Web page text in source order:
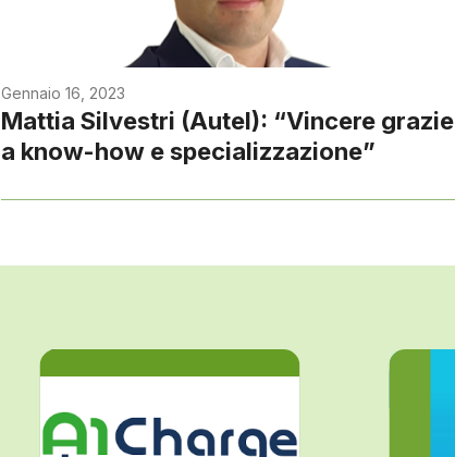
Gennaio 16, 2023
Mattia Silvestri (Autel): “Vincere grazie
a know-how e specializzazione”